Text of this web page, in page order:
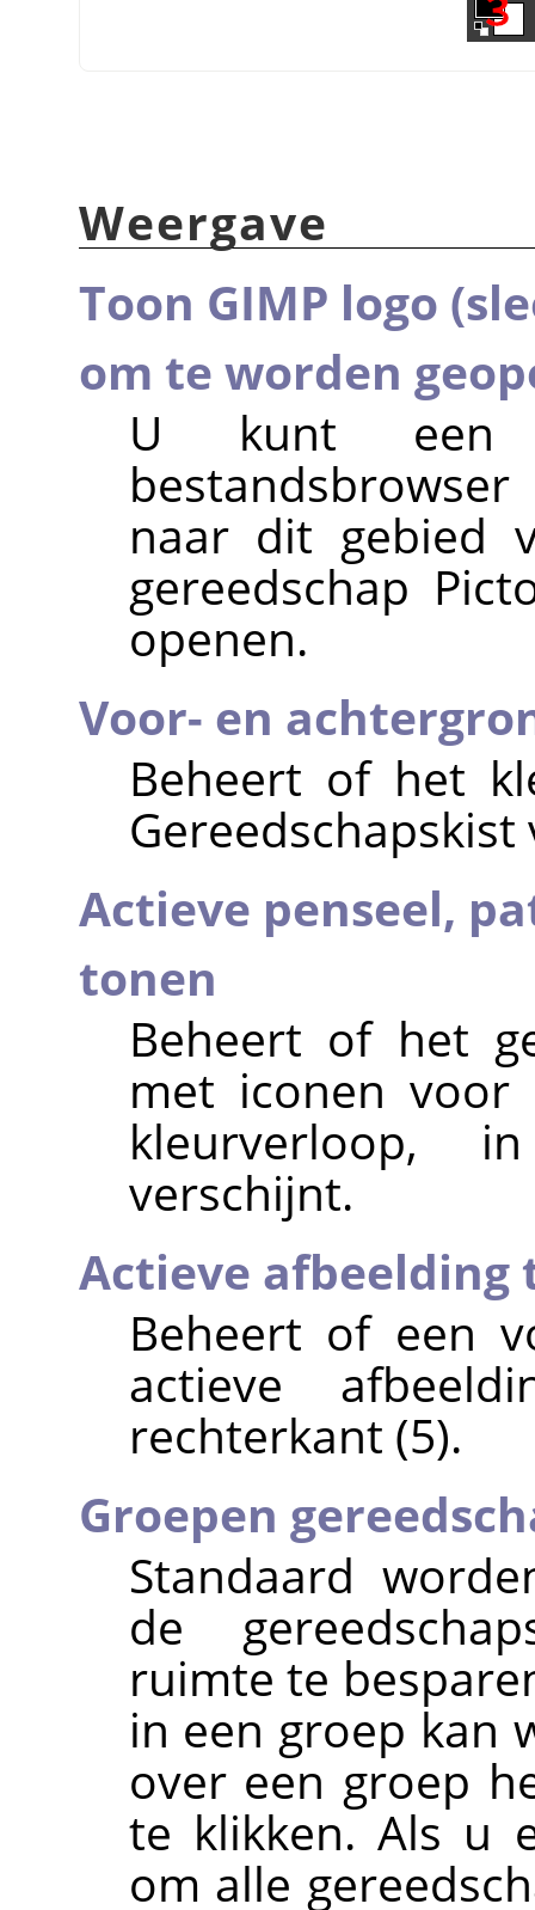
Weergave
Toon GIMP logo
om te worden
U kunt een
naar dit gebied
gereedschap
openen.
Voor- en
Beheert of het
Actieve penseel,
tonen
Beheert of het
met iconen voor
kleurverloop,
verschijnt.
Actieve afbeelding
Beheert of een
actieve
rechterkant (5).
Groepen
Standaard
de
ruimte te
in een groep kan
over een groep
te klikken. Als u
om alle